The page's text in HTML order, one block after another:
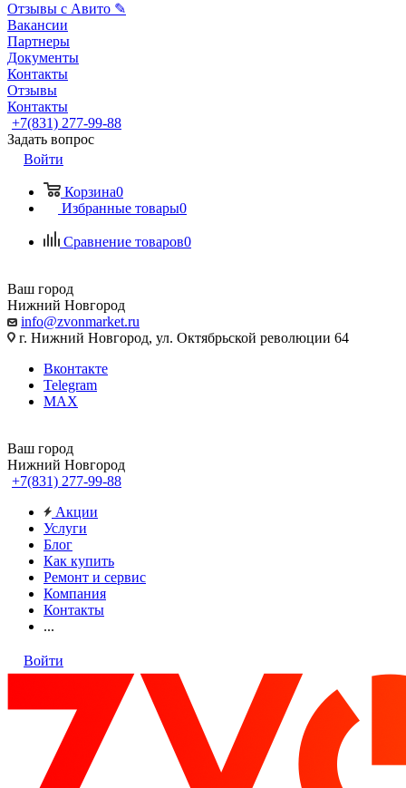
Отзывы с Авито ✎
Вакансии
Партнеры
Документы
Контакты
Отзывы
Контакты
+7(831) 277-99-88
Задать вопрос
Войти
Корзина0
Избранные товары0
Сравнение товаров0
Ваш город
Нижний Новгород
info@zvonmarket.ru
г. Нижний Новгород, ул. Октябрьской революции 64
Вконтакте
Telegram
MAX
Ваш город
Нижний Новгород
+7(831) 277-99-88
Акции
Услуги
Блог
Как купить
Ремонт и сервис
Компания
Контакты
...
Войти